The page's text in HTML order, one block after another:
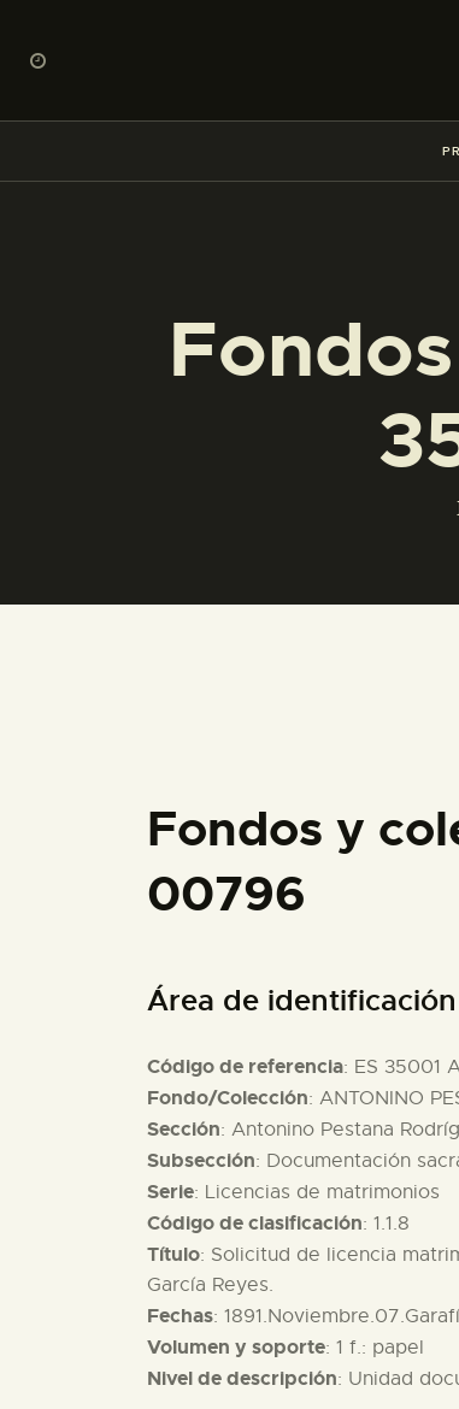
Fondos y
00796
Área de identificación
Código de referencia: ES 35001
Fondo/Colección: ANTONINO
Sección: Antonino Pestana
Subsección: Documentación
Serie: Licencias de matrimonios
Código de clasificación: 1.1.8
Título: Solicitud de licencia
García Reyes.
Fechas:
Volumen y soporte: 1 f.: papel
Nivel de descripción: Unidad